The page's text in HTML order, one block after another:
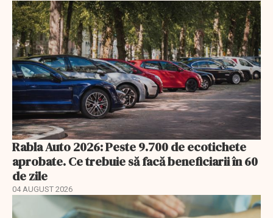
Rabla Auto 2026: Peste 9.700 de ecotichete
aprobate. Ce trebuie să facă beneficiarii în 60
de zile
04 AUGUST 2026